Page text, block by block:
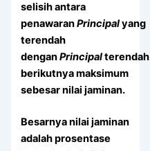
selisih antara
penawaranPrincipalyang
terendah
denganPrincipalterendah
berikutnya maksimum
sebesar nilai jaminan.
Besarnya nilai jaminan
adalah prosentase